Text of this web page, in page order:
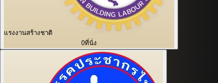
แรงงานสร้างชาติ
0ที่นั่ง